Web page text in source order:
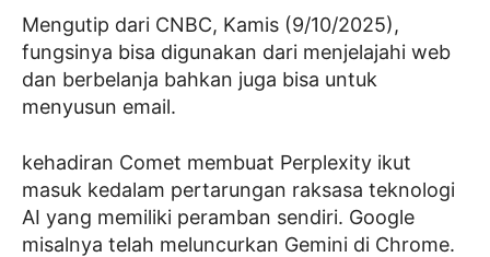
Mengutip dari CNBC, Kamis (9/10/2025),
fungsinya bisa digunakan dari menjelajahi web
dan berbelanja bahkan juga bisa untuk
menyusun email.
kehadiran Comet membuat Perplexity ikut
masuk kedalam pertarungan raksasa teknologi
AI yang memiliki peramban sendiri. Google
misalnya telah meluncurkan Gemini di Chrome.